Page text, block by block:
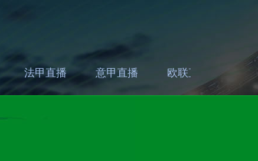
法甲直播 意甲直播 欧联直播